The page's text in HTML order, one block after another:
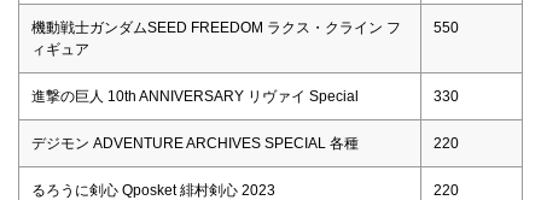
機動戦士ガンダムSEED FREEDOM ラクス・クライン フ
ィギュア
550
進撃の巨人 10th ANNIVERSARY リヴァイ Special 330
デジモン ADVENTURE ARCHIVES SPECIAL 各種 220
るろうに剣心 Qposket 緋村剣心 2023 220